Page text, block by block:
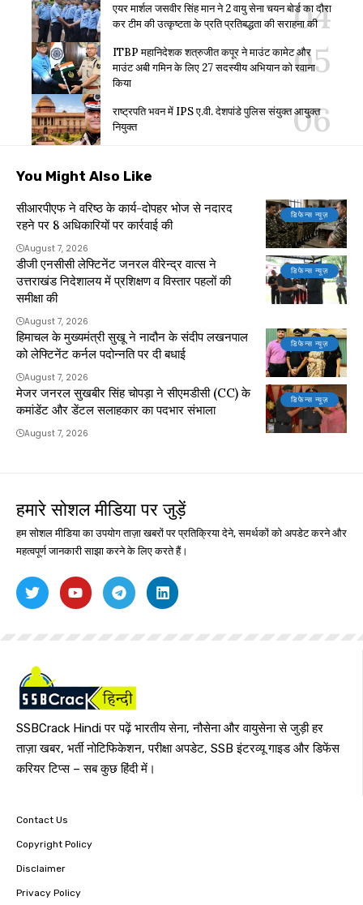
एयर मार्शल जसवीर सिंह मान ने 2 वायु सेना चयन बोर्ड का दौरा
कर टीम की उत्कृष्टता के प्रति प्रतिबद्धता की सराहना की
ITBP महानिदेशक शत्रुजीत कपूर ने माउंट कामेट और
माउंट अबी गमिन के लिए 27 सदस्यीय अभियान को रवाना
किया
राष्ट्रपति भवन में IPS ए.वी. देशपांडे पुलिस संयुक्त आयुक्त
नियुक्त
You Might Also Like
डिफेन्स न्यूज़
सीआरपीएफ ने वरिष्ठ के कार्य-दोपहर भोज से नदारद
रहने पर 8 अधिकारियों पर कार्रवाई की
August 7, 2026
डिफेन्स न्यूज़
डीजी एनसीसी लेफ्टिनेंट जनरल वीरेन्द्र वात्स ने
उत्तराखंड निदेशालय में प्रशिक्षण व विस्तार पहलों की
समीक्षा की
August 7, 2026
डिफेन्स न्यूज़
हिमाचल के मुख्यमंत्री सुखू ने नादौन के संदीप लखनपाल
को लेफ्टिनेंट कर्नल पदोन्नति पर दी बधाई
August 7, 2026
डिफेन्स न्यूज़
मेजर जनरल सुखबीर सिंह चोपड़ा ने सीएमडीसी (CC) के
कमांडेंट और डेंटल सलाहकार का पदभार संभाला
August 7, 2026
हमारे सोशल मीडिया पर जुड़ें
हम सोशल मीडिया का उपयोग ताज़ा खबरों पर प्रतिक्रिया देने, समर्थकों को अपडेट करने और
महत्वपूर्ण जानकारी साझा करने के लिए करते हैं।
SSBCrack Hindi पर पढ़ें भारतीय सेना, नौसेना और वायुसेना से जुड़ी हर
ताज़ा खबर, भर्ती नोटिफिकेशन, परीक्षा अपडेट, SSB इंटरव्यू गाइड और डिफेंस
करियर टिप्स – सब कुछ हिंदी में।
Contact Us
Copyright Policy
Disclaimer
Privacy Policy